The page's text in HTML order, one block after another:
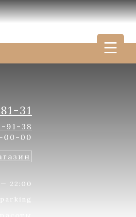
31
91-38
00-00
22:00